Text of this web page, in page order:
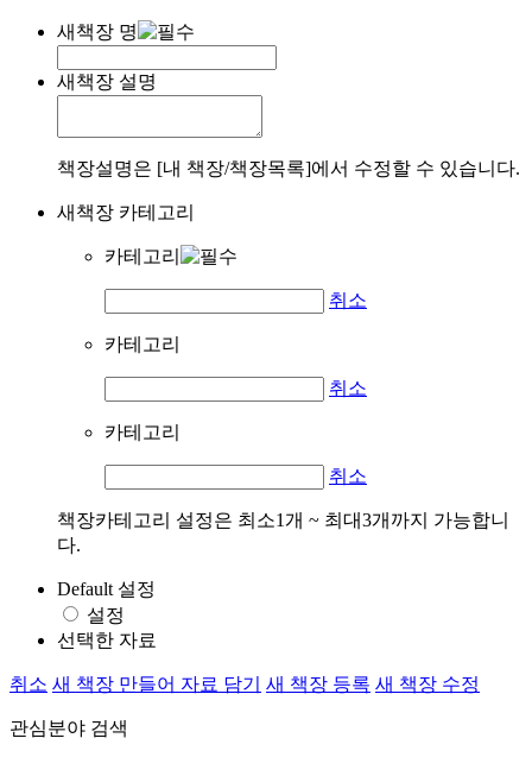
새책장 명
새책장 설명
책장설명은 [내 책장/책장목록]에서 수정할 수 있습니다.
새책장 카테고리
카테고리
취소
카테고리
취소
카테고리
취소
책장카테고리 설정은 최소1개 ~ 최대3개까지 가능합니
다.
Default 설정
설정
선택한 자료
취소 새 책장 만들어 자료 담기 새 책장 등록 새 책장 수정
관심분야 검색